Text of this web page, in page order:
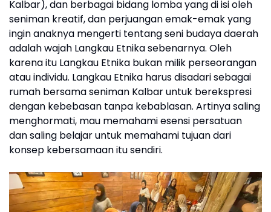
Kalbar), dan berbagai bidang lomba yang di isi oleh
seniman kreatif, dan perjuangan emak-emak yang
ingin anaknya mengerti tentang seni budaya daerah
adalah wajah Langkau Etnika sebenarnya. Oleh
karena itu Langkau Etnika bukan milik perseorangan
atau individu. Langkau Etnika harus disadari sebagai
rumah bersama seniman Kalbar untuk berekspresi
dengan kebebasan tanpa kebablasan. Artinya saling
menghormati, mau memahami esensi persatuan
dan saling belajar untuk memahami tujuan dari
konsep kebersamaan itu sendiri.